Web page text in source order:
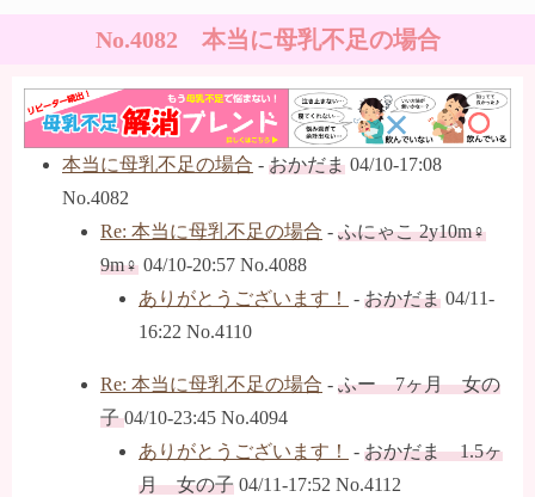
No.4082 本当に母乳不足の場合
本当に母乳不足の場合 - おかだま 04/10-17:08
No.4082
Re: 本当に母乳不足の場合 - ふにゃこ 2y10m♀
9m♀ 04/10-20:57 No.4088
ありがとうございます！
- おかだま 04/11-
16:22 No.4110
Re: 本当に母乳不足の場合 - ふー 7ヶ月 女の
子04/10-23:45 No.4094
ありがとうございます！
- おかだま 1.5ヶ
月 女の子 04/11-17:52 No.4112